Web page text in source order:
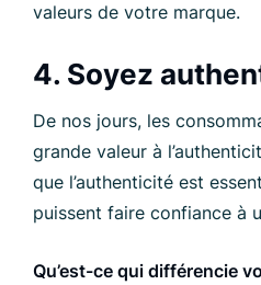
valeurs de votre marque.
4. Soyez
De nos jours, les
grande valeur à
que l’authenticité est
puissent faire confiance à
Qu’est-ce qui différencie